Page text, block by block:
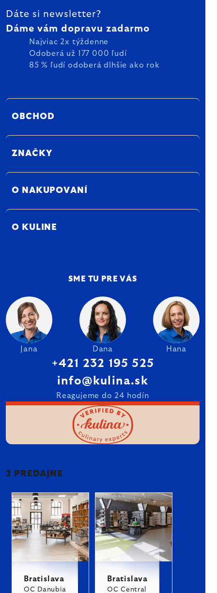
Dáte si newsletter?
Dáme vám dopravu zadarmo
Najviac 2x týždenne
Odoberá už 177 000 ľudí
85 % ľudí odoberá dlhšie ako rok
OBCHOD
ZNAČKY
O NAKUPOVANÍ
O KULINE
SME TU PRE VÁS
Jana Dana Hana
+421 232 195 525
info@kulina.sk
Reagujeme do 24 hodín
2 PREDAJNE
Bratislava
OC Danubia
Bratislava
OC Central